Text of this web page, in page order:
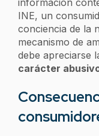
información
INE, un
conciencia de la
mecanismo de
debe apreciarse
carácter